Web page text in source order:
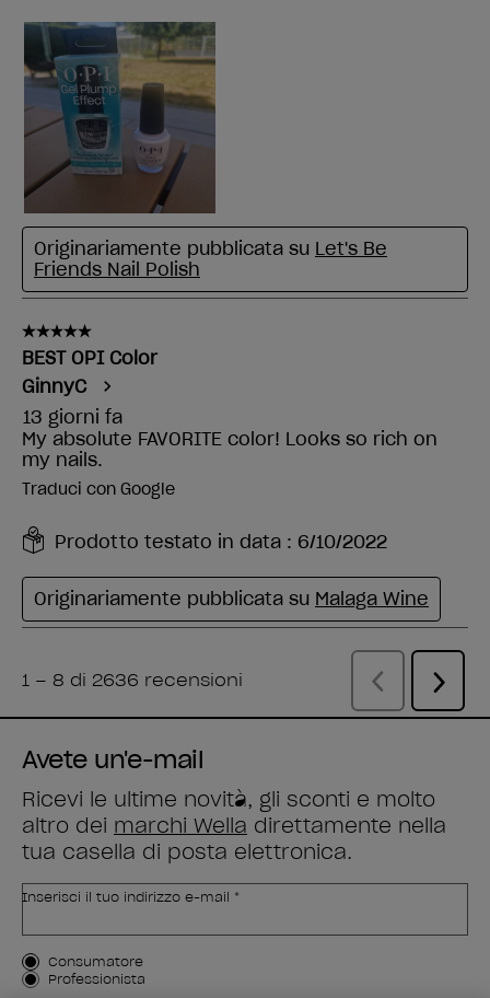
Avete un'e-mail
Ricevi le ultime novità, gli sconti e molto
altro dei marchi Wella direttamente nella
tua casella di posta elettronica.
Inserisci il tuo indirizzo e-mail *
Tipo di cliente
Consumatore
Professionista